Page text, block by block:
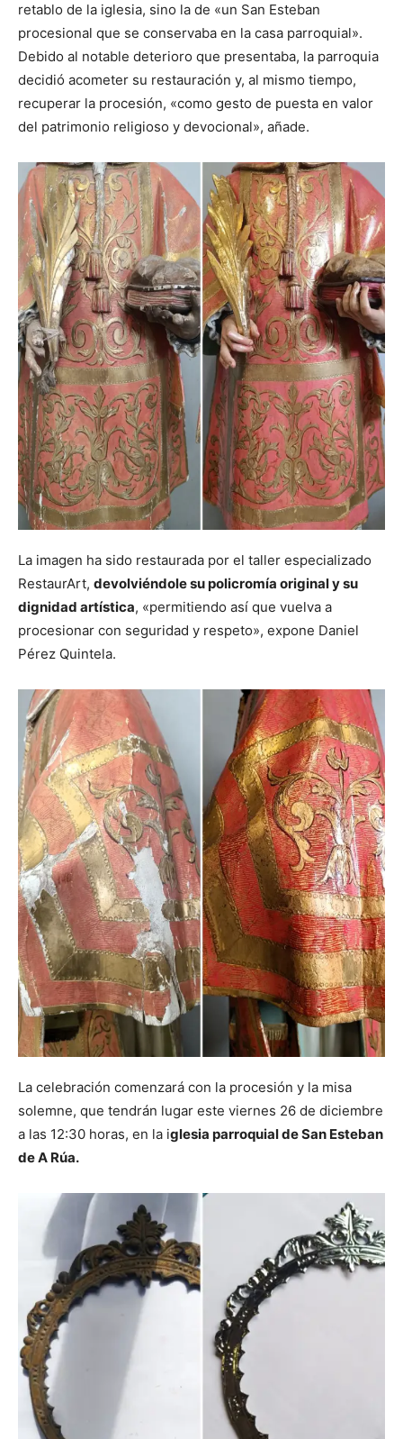
retablo de la iglesia, sino la de «un San Esteban
procesional que se conservaba en la casa parroquial».
Debido al notable deterioro que presentaba, la parroquia
decidió acometer su restauración y, al mismo tiempo,
recuperar la procesión, «como gesto de puesta en valor
del patrimonio religioso y devocional», añade.
La imagen ha sido restaurada por el taller especializado
RestaurArt, devolviéndole su policromía original y su
dignidad artística, «permitiendo así que vuelva a
procesionar con seguridad y respeto», expone Daniel
Pérez Quintela.
La celebración comenzará con la procesión y la misa
solemne, que tendrán lugar este viernes 26 de diciembre
a las 12:30 horas, en la iglesia parroquial de San Esteban
de A Rúa.